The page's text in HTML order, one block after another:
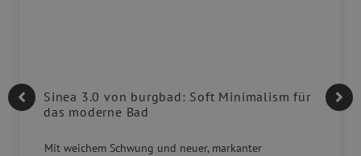
Sinea 3.0 von burgbad: Soft Minimalism für
das moderne Bad
Mit weichem Schwung und neuer, markanter